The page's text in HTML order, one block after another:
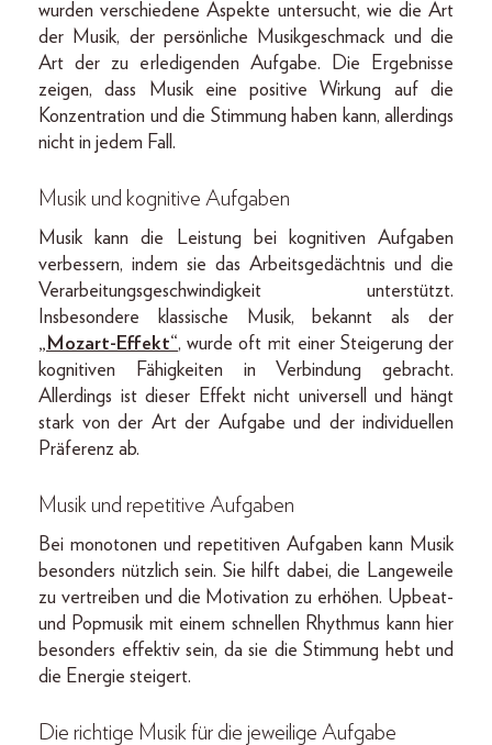
wurden verschiedene Aspekte untersucht, wie die Art
der Musik, der persönliche Musikgeschmack und die
Art der zu erledigenden Aufgabe. Die Ergebnisse
zeigen, dass Musik eine positive Wirkung auf die
Konzentration und die Stimmung haben kann, allerdings
nicht in jedem Fall.
Musik und kognitive Aufgaben
Musik kann die Leistung bei kognitiven Aufgaben
verbessern, indem sie das Arbeitsgedächtnis und die
Verarbeitungsgeschwindigkeit unterstützt.
Insbesondere klassische Musik, bekannt als der
„Mozart-Effekt“, wurde oft mit einer Steigerung der
kognitiven Fähigkeiten in Verbindung gebracht.
Allerdings ist dieser Effekt nicht universell und hängt
stark von der Art der Aufgabe und der individuellen
Präferenz ab.
Musik und repetitive Aufgaben
Bei monotonen und repetitiven Aufgaben kann Musik
besonders nützlich sein. Sie hilft dabei, die Langeweile
zu vertreiben und die Motivation zu erhöhen. Upbeat-
und Popmusik mit einem schnellen Rhythmus kann hier
besonders effektiv sein, da sie die Stimmung hebt und
die Energie steigert.
Die richtige Musik für die jeweilige Aufgabe